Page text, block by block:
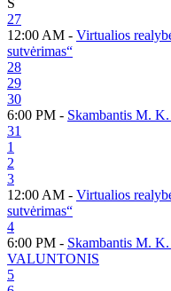
S
27
12:00 AM - Virtualios
sutvėrimas“
28
29
30
6:00 PM - Skambantis M.
31
1
2
3
12:00 AM - Virtualios
sutvėrimas“
4
6:00 PM - Skambantis M.
VALUNTONIS
5